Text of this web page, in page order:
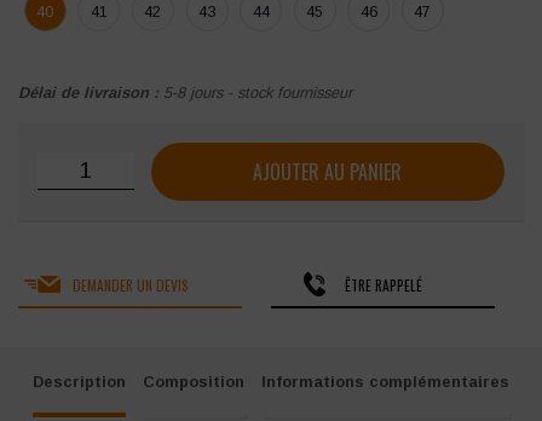
40 41 42 43 44 45 46 47
Délai de livraison : 5-8 jours - stock fournisseur
quantité de Waders de sécurité PVC lourd Singer Wiki S5
AJOUTER AU PANIER
DEMANDER UN DEVIS ÊTRE RAPPELÉ
Description Composition Informations complémentaires